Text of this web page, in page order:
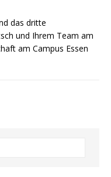
das dritte
und Ihrem Team am
am Campus Essen